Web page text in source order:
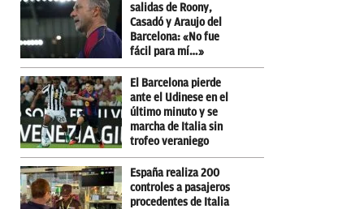
salidas de Roony,
Casadó y Araujo del
Barcelona: «No fue
fácil para mí…»
El Barcelona pierde
ante el Udinese en el
último minuto y se
marcha de Italia sin
trofeo veraniego
España realiza 200
controles a pasajeros
procedentes de Italia